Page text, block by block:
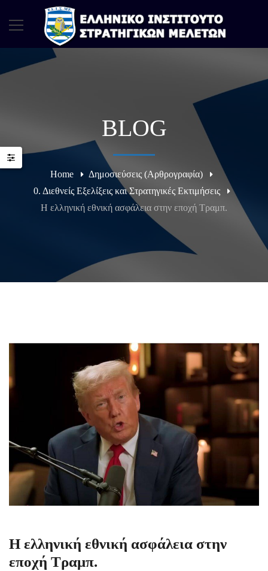
BLOG
Home
Δημοσιεύσεις (Αρθρογραφία)
0. Διεθνείς Εξελίξεις και Στρατηγικές Εκτιμήσεις
Η ελληνική εθνική ασφάλεια στην εποχή Τραμπ.
Η ελληνική εθνική ασφάλεια στην
εποχή Τραμπ.